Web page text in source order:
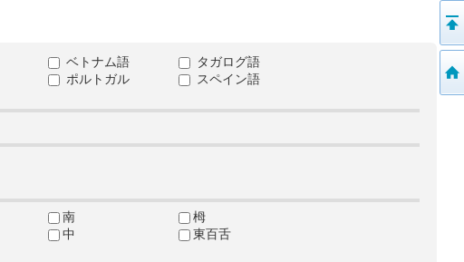
ベトナム語
タガログ語
ポルトガル
スペイン語
南
栂
中
東百舌